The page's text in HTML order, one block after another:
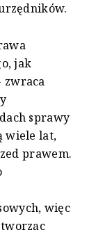
jak
zwraca
sprawy
wiele lat,
prawem.
więc